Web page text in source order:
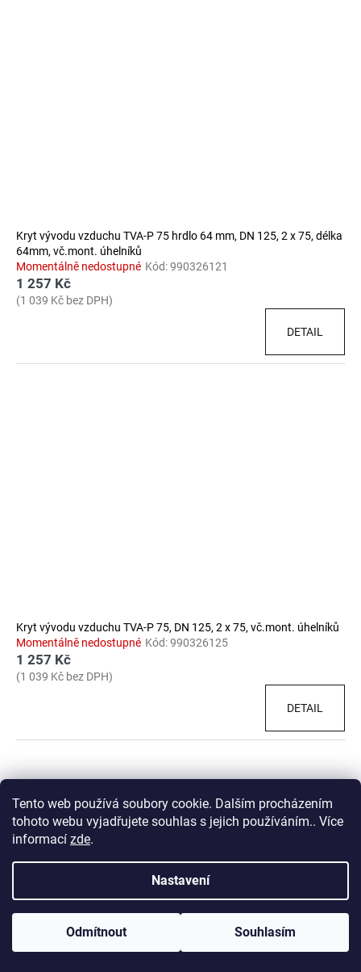
Tento web používá soubory cookie. Dalším procházením
tohoto webu vyjadřujete souhlas s jejich používáním.. Více
informací zde.
Nastavení
Odmítnout Souhlasím
NOVINKA! Neplaťte dopravné a vyzvedněte si vaše zboží osobně na
Kryt vývodu vzduchu TVA-P 75 hrdlo 64 mm, DN 125, 2 x 75, délka
64mm, vč.mont. úhelníků
Momentálně nedostupné Kód:990326121
1 257 Kč
(1 039 Kč bez DPH)
DETAIL
Kryt vývodu vzduchu TVA-P 75, DN 125, 2 x 75, vč.mont. úhelníků
Momentálně nedostupné Kód:990326125
1 257 Kč
(1 039 Kč bez DPH)
DETAIL